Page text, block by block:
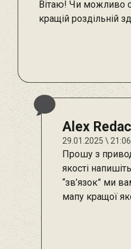
Вітаю! Чи можливо
кращій роздільній
Alex
29.01.2025 \ 21:06
Прошу з
якості
“зв’язок” ми
мапу кращої